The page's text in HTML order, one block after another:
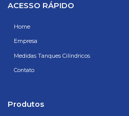
ACESSO RÁPIDO
Home
Empresa
Medidas Tanques Cilíndricos
Contato
Produtos